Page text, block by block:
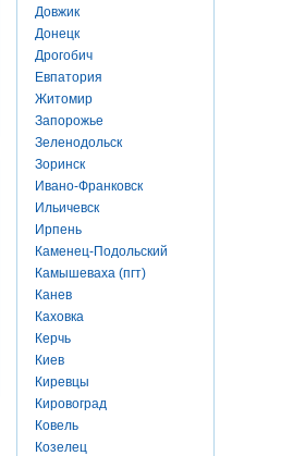
Довжик
Донецк
Дрогобич
Евпатория
Житомир
Запорожье
Зеленодольск
Зоринск
Ивано-Франковск
Ильичевск
Ирпень
Каменец-Подольский
Камышеваха (пгт)
Канев
Каховка
Керчь
Киев
Киревцы
Кировоград
Ковель
Козелец